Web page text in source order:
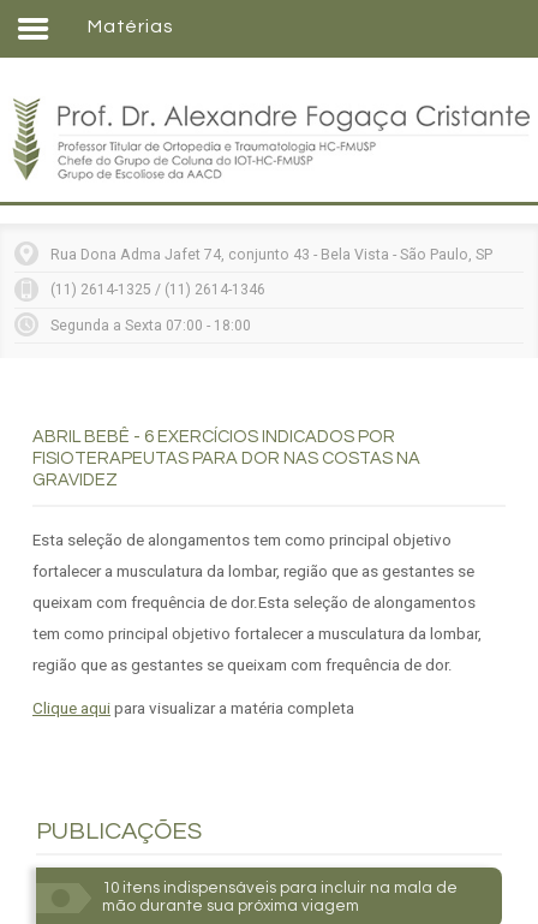
Home
Entenda sua doença
Tratamentos
Vídeos
Consultórios
Matérias
Rua Dona Adma Jafet 74, conjunto 43 - Bela Vista - São Paulo, SP
(11) 2614-1325 / (11) 2614-1346
Segunda a Sexta 07:00 - 18:00
ABRIL BEBÊ - 6 EXERCÍCIOS INDICADOS POR
FISIOTERAPEUTAS PARA DOR NAS COSTAS NA
GRAVIDEZ
Esta seleção de alongamentos tem como principal objetivo
fortalecer a musculatura da lombar, região que as gestantes se
queixam com frequência de dor.Esta seleção de alongamentos
tem como principal objetivo fortalecer a musculatura da lombar,
região que as gestantes se queixam com frequência de dor.
Clique aqui para visualizar a matéria completa
PUBLICAÇÕES
10 itens indispensáveis para incluir na mala de
mão durante sua próxima viagem